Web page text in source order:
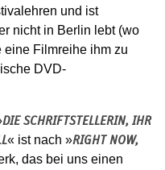
und ist
nicht in Berlin lebt (wo
eine Filmreihe ihm zu
DVD-
DIE SCHRIFTSTELLERIN, IHR
« ist nach »RIGHT NOW,
das bei uns einen